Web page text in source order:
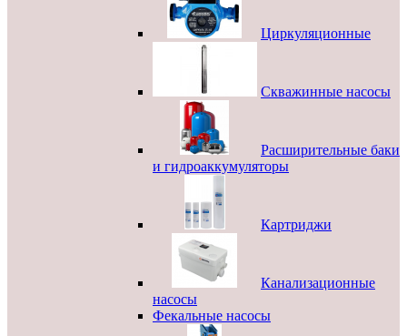
Циркуляционные
Скважинные насосы
Расширительные баки
и гидроаккумуляторы
Картриджи
Канализационные
насосы
Фекальные насосы